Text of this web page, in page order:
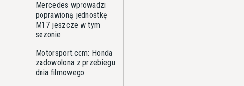
Mercedes wprowadzi
poprawioną jednostkę
M17 jeszcze w tym
sezonie
Motorsport.com: Honda
zadowolona z przebiegu
dnia filmowego